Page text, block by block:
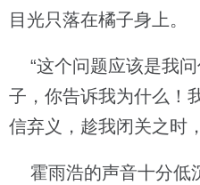
目光只落在橘子身上。
“这个问题应该是我
子，你告诉我为什么！
信弃义，趁我闭关之时
霍雨浩的声音十分低